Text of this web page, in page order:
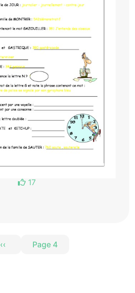
17
Page précédente
‹‹ Page 4